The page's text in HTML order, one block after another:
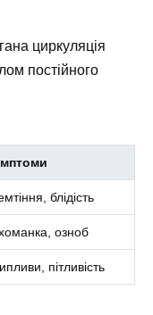
циркуляція
постійного
блідість
озноб
пітливість